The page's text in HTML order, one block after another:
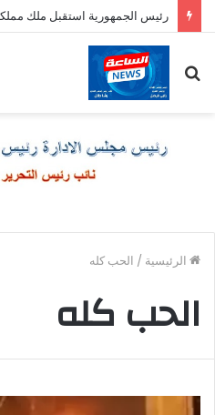
رئيس الجمهورية استقبل ملك
عن
الرئيسية / الحب كله
الحب كله